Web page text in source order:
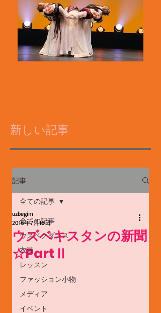
新しい記事
記事
全ての記事
ウズベクダンス
衣装
レッスン
ファッション小物
メディア
イベント
全ての記事
ウズベキスタンの新聞
☆PartⅡ
uzbegim
2016年7月16日